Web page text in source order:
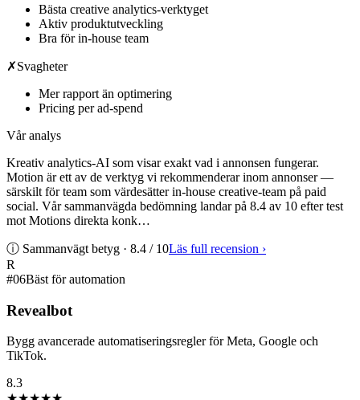
Bästa creative analytics-verktyget
Aktiv produktutveckling
Bra för in-house team
✗Svagheter
Mer rapport än optimering
Pricing per ad-spend
Vår analys
Kreativ analytics-AI som visar exakt vad i annonsen fungerar.
Motion är ett av de verktyg vi rekommenderar inom annonser —
särskilt för team som värdesätter in-house creative-team på paid
social. Vår sammanvägda bedömning landar på 8.4 av 10 efter test
mot Motions direkta konk…
ⓘ Sammanvägt betyg · 8.4 / 10Läs full recension ›
R
#06Bäst för automation
Revealbot
Bygg avancerade automatiseringsregler för Meta, Google och
TikTok.
8.3